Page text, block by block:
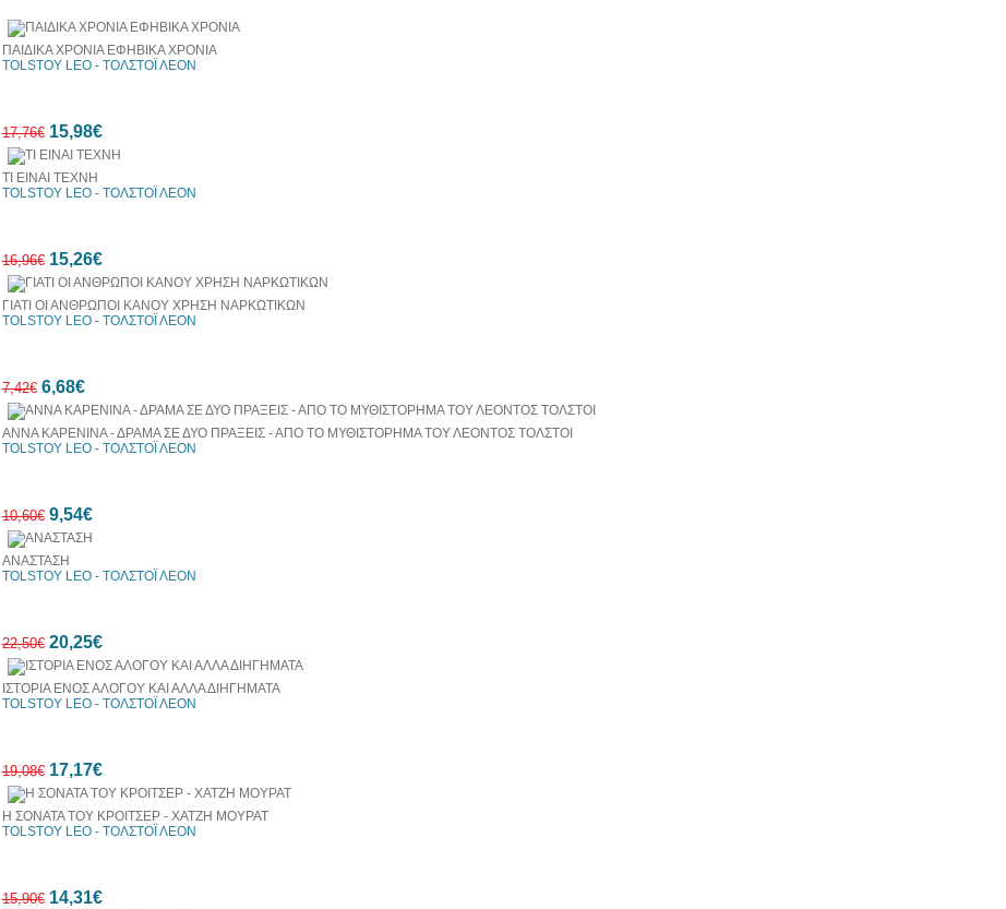
ΠΑΙΔΙΚΑ ΧΡΟΝΙΑ ΕΦΗΒΙΚΑ ΧΡΟΝΙΑ
TOLSTOY LEO - ΤΟΛΣΤΟΪ ΛΕΟΝ
17,76€ 15,98€
ΤΙ ΕΙΝΑΙ ΤΕΧΝΗ
TOLSTOY LEO - ΤΟΛΣΤΟΪ ΛΕΟΝ
16,96€ 15,26€
ΓΙΑΤΙ ΟΙ ΑΝΘΡΩΠΟΙ ΚΑΝΟΥ ΧΡΗΣΗ ΝΑΡΚΩΤΙΚΩΝ
TOLSTOY LEO - ΤΟΛΣΤΟΪ ΛΕΟΝ
7,42€ 6,68€
ΑΝΝΑ ΚΑΡΕΝΙΝΑ - ΔΡΑΜΑ ΣΕ ΔΥΟ ΠΡΑΞΕΙΣ - ΑΠΟ ΤΟ ΜΥΘΙΣΤΟΡΗΜΑ ΤΟΥ ΛΕΟΝΤΟΣ ΤΟΛΣΤΟΙ
TOLSTOY LEO - ΤΟΛΣΤΟΪ ΛΕΟΝ
10,60€ 9,54€
ΑΝΑΣΤΑΣΗ
TOLSTOY LEO - ΤΟΛΣΤΟΪ ΛΕΟΝ
22,50€ 20,25€
ΙΣΤΟΡΙΑ ΕΝΟΣ ΑΛΟΓΟΥ ΚΑΙ ΑΛΛΑ ΔΙΗΓΗΜΑΤΑ
TOLSTOY LEO - ΤΟΛΣΤΟΪ ΛΕΟΝ
19,08€ 17,17€
Η ΣΟΝΑΤΑ ΤΟΥ ΚΡΟΙΤΣΕΡ - ΧΑΤΖΗ ΜΟΥΡΑΤ
TOLSTOY LEO - ΤΟΛΣΤΟΪ ΛΕΟΝ
15,90€ 14,31€